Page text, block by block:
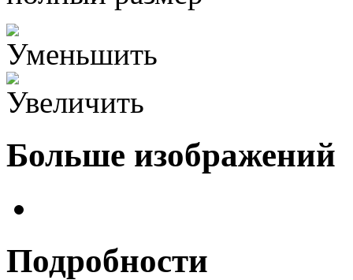
Больше изображений
Подробности